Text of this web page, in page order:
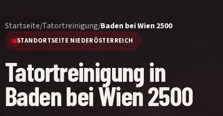
Startseite/Tatortreinigung/Baden bei Wien 2500
STANDORTSEITE NIEDERÖSTERREICH
Tatortreinigung in
Baden bei Wien 2500